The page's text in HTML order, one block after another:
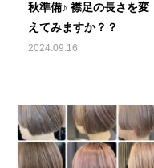
秋準備♪ 襟足の長さを変
えてみますか？？
2024.09.16